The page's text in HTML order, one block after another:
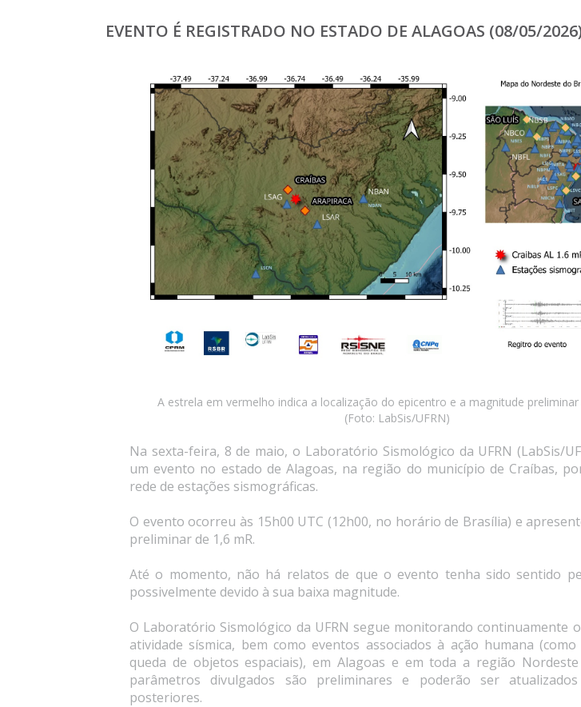
EVENTO É REGISTRADO NO ESTADO DE ALAGOAS (08/05/
A estrela em vermelho indica a localização do epicentro e a magnitude
(Foto: LabSis/UFRN)
Na sexta-feira, 8 de maio, o Laboratório Sismológico da UFRN (LabSis/
um evento no estado de Alagoas, na região do município de Craíbas,
rede de estações sismográficas.
O evento ocorreu às 15h00 UTC (12h00, no horário de Brasília) e
preliminar de 1,6 mR.
Até o momento, não há relatos de que o evento tenha sido sentido
possivelmente devido à sua baixa magnitude.
O Laboratório Sismológico da UFRN segue monitorando continuamente
atividade sísmica, bem como eventos associados à ação humana
queda de objetos espaciais), em Alagoas e em toda a região
parâmetros divulgados são preliminares e poderão ser
posteriores.